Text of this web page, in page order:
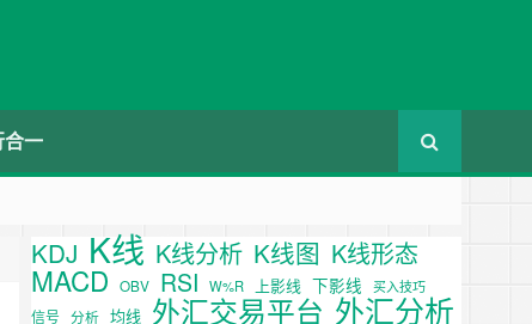
一
KDJ K线 K线分析 K线图 K线形态
MACD OBV RSI W%R 上影线 下影线 买入技巧
信号 分析 均线 外汇交易平台 外汇分析